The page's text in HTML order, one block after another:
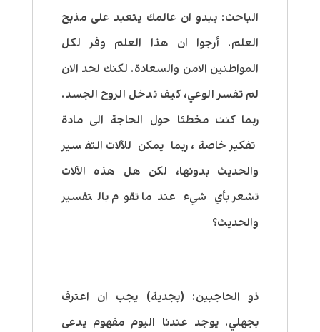
الباحث: يبدو ان عالمك يتعبد على مذبح
العلم. أرجوا ان هذا العلم وفر لكل
المواطنين الامن والسعادة. لكنك لحد الان
لم تفسر الوعي، كيف تدخل الروح الجسد.
ربما كنت مخطئا حول الحاجة الى مادة
تفكير خاصة، ربما يمكن للآلات التفسير
والحديث بدونها، لكن هل هذه الآلات
تشعر بأي شيء عندما تقوم بالتفسير
والحديث؟
ذو الحاجبين: (بجدية) يجب ان اعترف
بجهلي. يوجد عندنا اليوم مفهوم يدعى